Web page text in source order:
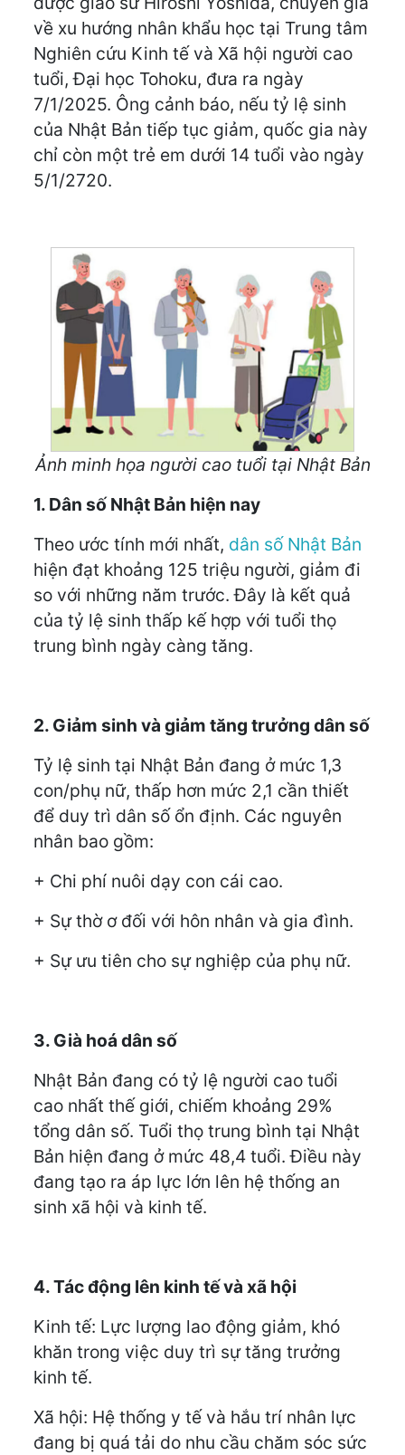
về xu hướng nhân khẩu học tại Trung tâm
Nghiên cứu Kinh tế và Xã hội người cao
tuổi, Đại học Tohoku, đưa ra ngày
7/1/2025. Ông cảnh báo, nếu tỷ lệ sinh
của Nhật Bản tiếp tục giảm, quốc gia này
chỉ còn một trẻ em dưới 14 tuổi vào ngày
5/1/2720.
Ảnh minh họa người cao tuổi tại Nhật Bản
1. Dân số Nhật Bản hiện nay
Theo ước tính mới nhất, dân số Nhật Bản
hiện đạt khoảng 125 triệu người, giảm đi
so với những năm trước. Đây là kết quả
của tỷ lệ sinh thấp kế hợp với tuổi thọ
trung bình ngày càng tăng.
2. Giảm sinh và giảm tăng trưởng dân số
Tỷ lệ sinh tại Nhật Bản đang ở mức 1,3
con/phụ nữ, thấp hơn mức 2,1 cần thiết
để duy trì dân số ổn định. Các nguyên
nhân bao gồm:
+ Chi phí nuôi dạy con cái cao.
+ Sự thờ ơ đối với hôn nhân và gia đình.
+ Sự ưu tiên cho sự nghiệp của phụ nữ.
3. Già hoá dân số
Nhật Bản đang có tỷ lệ người cao tuổi
cao nhất thế giới, chiếm khoảng 29%
tổng dân số. Tuổi thọ trung bình tại Nhật
Bản hiện đang ở mức 48,4 tuổi. Điều này
đang tạo ra áp lực lớn lên hệ thống an
sinh xã hội và kinh tế.
4. Tác động lên kinh tế và xã hội
Kinh tế: Lực lượng lao động giảm, khó
khăn trong việc duy trì sự tăng trưởng
kinh tế.
Xã hội: Hệ thống y tế và hắu trí nhân lực
đang bị quá tải do nhu cầu chăm sóc sức